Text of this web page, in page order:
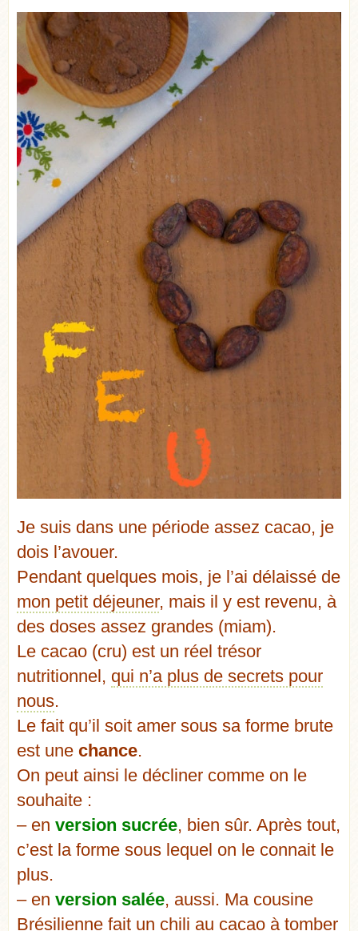
Je suis dans une période assez cacao, je
dois l’avouer.
Pendant quelques mois, je l’ai délaissé de
mon petit déjeuner, mais il y est revenu, à
des doses assez grandes (miam).
Le cacao (cru) est un réel trésor
nutritionnel, qui n’a plus de secrets pour
nous.
Le fait qu’il soit amer sous sa forme brute
est une chance.
On peut ainsi le décliner comme on le
souhaite :
– en version sucrée, bien sûr. Après tout,
c’est la forme sous lequel on le connait le
plus.
– en version salée, aussi. Ma cousine
Brésilienne fait un chili au cacao à tomber